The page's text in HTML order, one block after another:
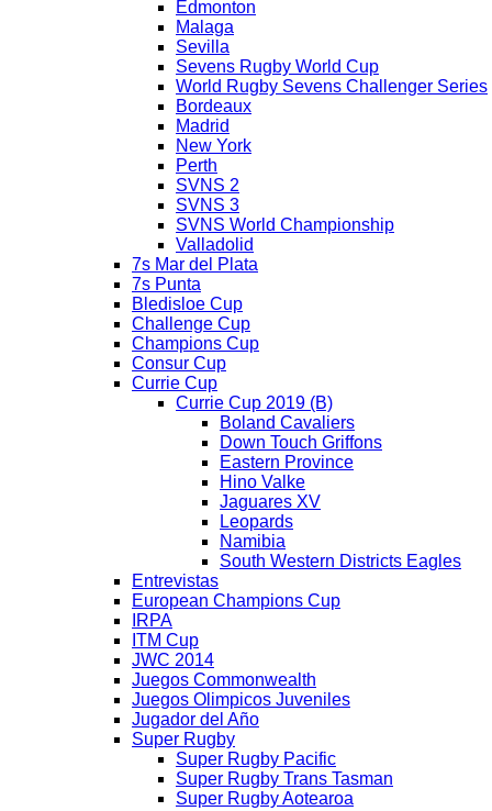
Edmonton
Malaga
Sevilla
Sevens Rugby World Cup
World Rugby Sevens Challenger Series
Bordeaux
Madrid
New York
Perth
SVNS 2
SVNS 3
SVNS World Championship
Valladolid
7s Mar del Plata
7s Punta
Bledisloe Cup
Challenge Cup
Champions Cup
Consur Cup
Currie Cup
Currie Cup 2019 (B)
Boland Cavaliers
Down Touch Griffons
Eastern Province
Hino Valke
Jaguares XV
Leopards
Namibia
South Western Districts Eagles
Entrevistas
European Champions Cup
IRPA
ITM Cup
JWC 2014
Juegos Commonwealth
Juegos Olimpicos Juveniles
Jugador del Año
Super Rugby
Super Rugby Pacific
Super Rugby Trans Tasman
Super Rugby Aotearoa